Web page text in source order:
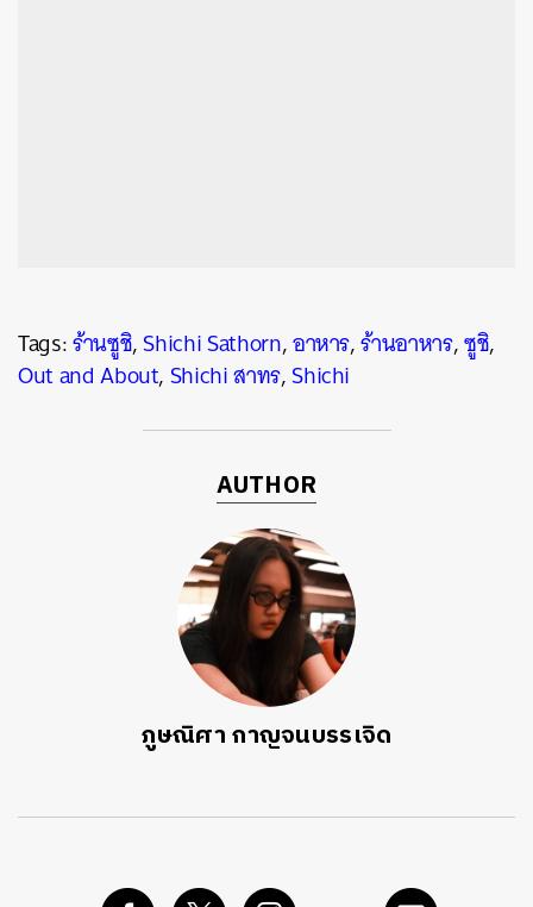
Tags:ร้านซูชิ,Shichi Sathorn,อาหาร,ร้านอาหาร,ซูชิ,
Out and About,Shichi สาทร,Shichi
AUTHOR
ภูษณิศา กาญจนบรรเจิด